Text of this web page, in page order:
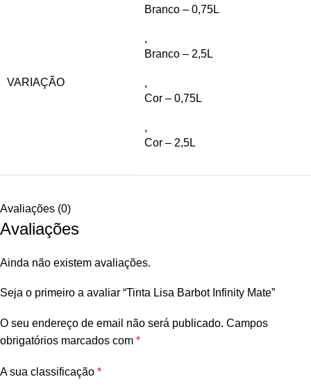
VARIAÇÃO
Branco – 0,75L
,
Branco – 2,5L
,
Cor – 0,75L
,
Cor – 2,5L
Avaliações (0)
Avaliações
Ainda não existem avaliações.
Seja o primeiro a avaliar “Tinta Lisa Barbot Infinity Mate”
O seu endereço de email não será publicado. Campos
obrigatórios marcados com *
A sua classificação *